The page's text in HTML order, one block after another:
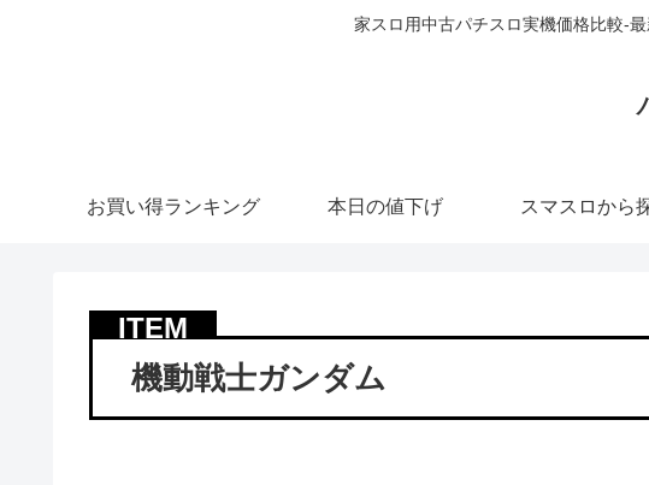
家スロ用中古パチスロ実機価格比較-
お買い得ランキング 本日の値下げ スマスロから
機動戦士ガンダム